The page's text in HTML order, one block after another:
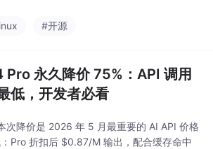
等70+ 扩展集成— 通过 Model Contex
#开源
永久降价 75%：API 调用
低，开发者必看
次降价是 2026 年 5 月最重要的 AI API 价格
Pro 折扣后 $0.87/M 输出，配合缓存命中